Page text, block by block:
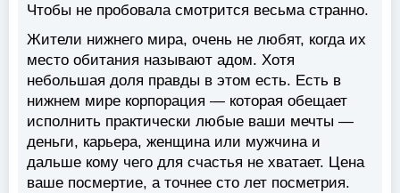
Чтобы не пробовала смотрится весьма странно.
Жители нижнего мира, очень не любят, когда их
место обитания называют адом. Хотя
небольшая доля правды в этом есть. Есть в
нижнем мире корпорация — которая обещает
исполнить практически любые ваши мечты —
деньги, карьера, женщина или мужчина и
дальше кому чего для счастья не хватает. Цена
ваше посмертие, а точнее сто лет посметрия.